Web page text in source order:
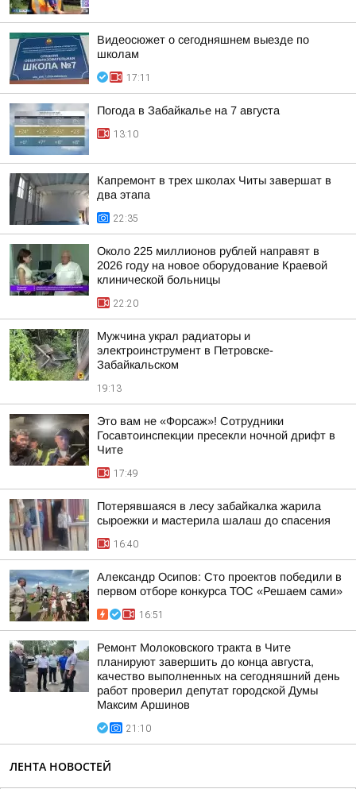
Видеосюжет о сегодняшнем выезде по
школам
17:11
Погода в Забайкалье на 7 августа
13:10
Капремонт в трех школах Читы завершат в
два этапа
22:35
Около 225 миллионов рублей направят в
2026 году на новое оборудование Краевой
клинической больницы
22:20
Мужчина украл радиаторы и
электроинструмент в Петровске-
Забайкальском
19:13
Это вам не «Форсаж»! Сотрудники
Госавтоинспекции пресекли ночной дрифт в
Чите
17:49
Потерявшаяся в лесу забайкалка жарила
сыроежки и мастерила шалаш до спасения
16:40
Александр Осипов: Сто проектов победили в
первом отборе конкурса ТОС «Решаем сами»
16:51
Ремонт Молоковского тракта в Чите
планируют завершить до конца августа,
качество выполненных на сегодняшний день
работ проверил депутат городской Думы
Максим Аршинов
21:10
ЛЕНТА НОВОСТЕЙ